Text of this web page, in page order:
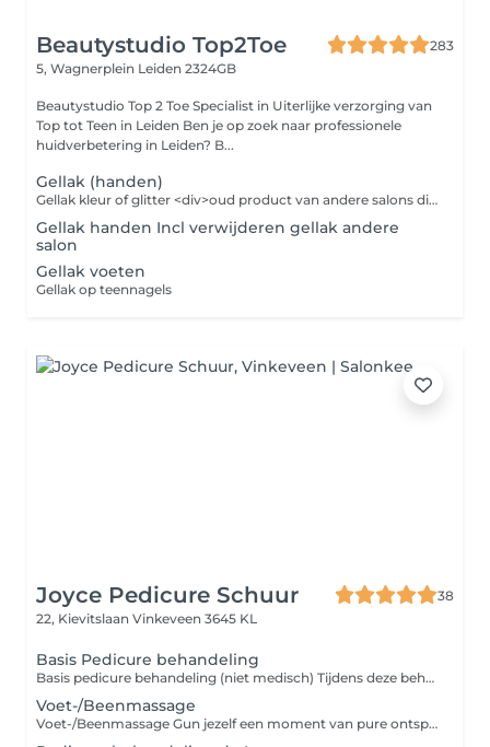
Beautystudio Top2Toe
283
5, Wagnerplein Leiden 2324GB
Beautystudio Top 2 Toe Specialist in Uiterlijke verzorging van
Top tot Teen in Leiden Ben je op zoek naar professionele
huidverbetering in Leiden? B...
Gellak (handen)
Gellak kleur of glitter <div>oud product van andere salons dient verwijderd te zijn tenzij vooraf anders overeengekomen is met onze stylistes</div>
Gellak handen Incl verwijderen gellak andere
salon
Gellak voeten
Gellak op teennagels
Joyce Pedicure Schuur
38
22, Kievitslaan Vinkeveen 3645 KL
Basis Pedicure behandeling
Basis pedicure behandeling (niet medisch) Tijdens deze behandeling worden je nagels professioneel geknipt, verzorgd en nagelomgeving schoongemaakt, eventuele eelt en likdoorn (maximaal 1) verwijderd. De behandeling wordt afgesloten met een korte voetmassage met een verzorgende crème, zodat je voeten er weer fris, gezond en verzorgd uitzien. Perfect als regelmatig onderhoud of als verwen moment voor jezelf!
Voet-/Beenmassage
Voet-/Beenmassage Gun jezelf een moment van pure ontspanning met deze heerlijke voet- en beenmassage. De massage stimuleert de doorbloeding, verlicht vermoeide spieren en zorgt voor rust in je hele lichaam. Perfect na een lange dag staan, sporten of gewoon als verwenmoment.